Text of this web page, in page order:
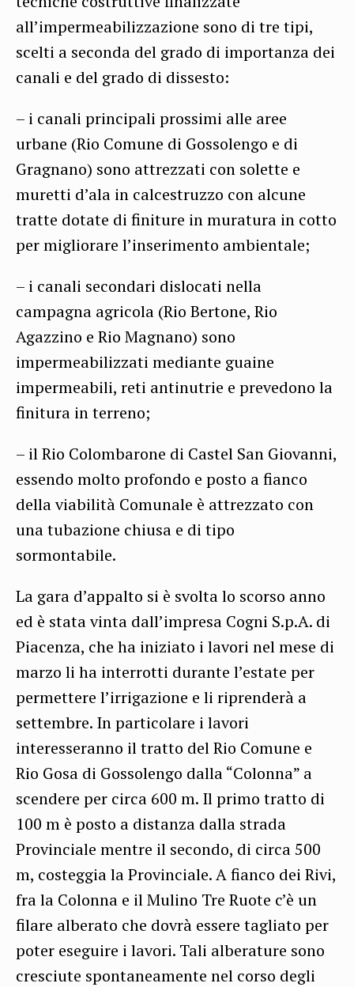
all’impermeabilizzazione sono di tre tipi,
scelti a seconda del grado di importanza dei
canali e del grado di dissesto:
– i canali principali prossimi alle aree
urbane (Rio Comune di Gossolengo e di
Gragnano) sono attrezzati con solette e
muretti d’ala in calcestruzzo con alcune
tratte dotate di finiture in muratura in cotto
per migliorare l’inserimento ambientale;
– i canali secondari dislocati nella
campagna agricola (Rio Bertone, Rio
Agazzino e Rio Magnano) sono
impermeabilizzati mediante guaine
impermeabili, reti antinutrie e prevedono la
finitura in terreno;
– il Rio Colombarone di Castel San Giovanni,
essendo molto profondo e posto a fianco
della viabilità Comunale è attrezzato con
una tubazione chiusa e di tipo
sormontabile.
La gara d’appalto si è svolta lo scorso anno
ed è stata vinta dall’impresa Cogni S.p.A. di
Piacenza, che ha iniziato i lavori nel mese di
marzo li ha interrotti durante l’estate per
permettere l’irrigazione e li riprenderà a
settembre. In particolare i lavori
interesseranno il tratto del Rio Comune e
Rio Gosa di Gossolengo dalla “Colonna” a
scendere per circa 600 m. Il primo tratto di
100 m è posto a distanza dalla strada
Provinciale mentre il secondo, di circa 500
m, costeggia la Provinciale. A fianco dei Rivi,
fra la Colonna e il Mulino Tre Ruote c’è un
filare alberato che dovrà essere tagliato per
poter eseguire i lavori. Tali alberature sono
cresciute spontaneamente nel corso degli